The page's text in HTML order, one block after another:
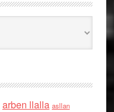
arben llalla asllan